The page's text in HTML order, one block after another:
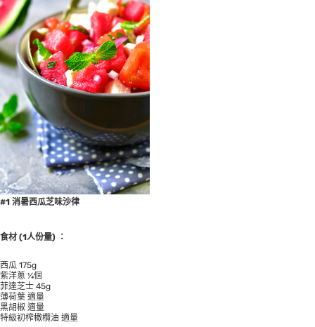
#1 消暑西瓜芝味沙律
食材 (1人份量) ：
西瓜 175g
紫洋蔥 ¼個
菲達芝士 45g
薄荷葉 適量
黑胡椒 適量
特級初榨橄欖油 適量